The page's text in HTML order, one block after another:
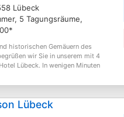
Lübeck
5 Tagungsräume,
historischen Gemäuern des
wir Sie in unserem mit 4
Lübeck. In wenigen Minuten
Lübeck